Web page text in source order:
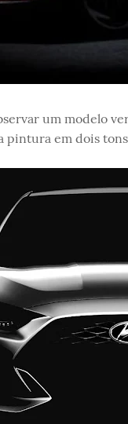
um modelo
pintura em dois